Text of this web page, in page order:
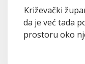
Križevački
da je već tada
prostoru oko